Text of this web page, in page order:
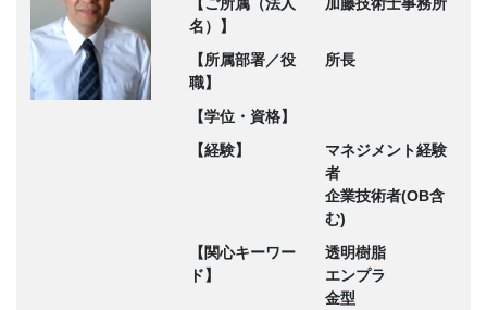
名）】
【所属部署／役
職】
所長
【学位・資格】
【経験】
マネジメント経験
者
企業技術者(OB含
む)
【関心キーワー
ド】
透明樹脂
エンプラ
金型